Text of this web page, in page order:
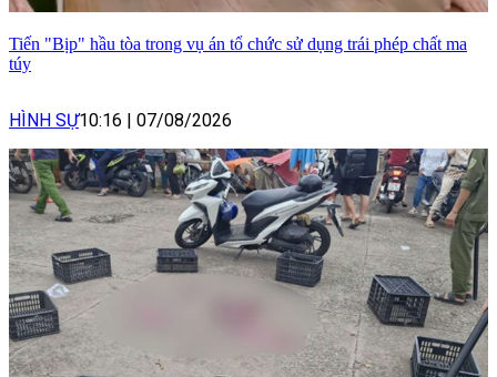
Tiến "Bịp" hầu tòa trong vụ án tổ chức sử dụng trái phép chất ma
túy
HÌNH SỰ10:16 | 07/08/2026